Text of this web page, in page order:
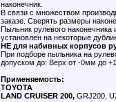
наконечник.
В связи с множеством
заказе. Сверять размеры
Пыльник рулевого наконечника
установлен на некоторые
НЕ для набивных корпусов
При подборе пыльника на
допуском до: Верх от -0мм до
Применяемость:
TOYOTA
LAND CRUISER 200, GRJ200,